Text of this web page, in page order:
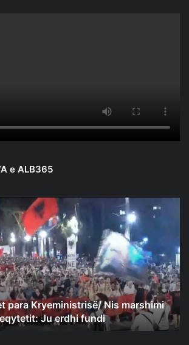
e ALB365
para Kryeministrisë/ Nis marshimi
Ju erdhi fundi